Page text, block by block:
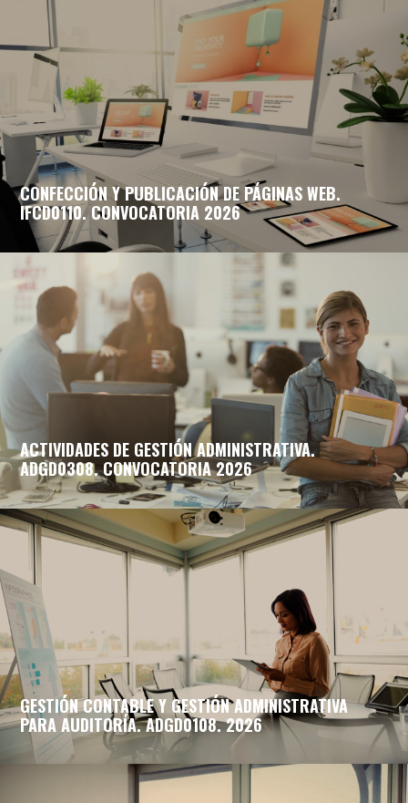
CONFECCIÓN Y PUBLICACIÓN DE PÁGINAS WEB.
IFCD0110. CONVOCATORIA 2026
ACTIVIDADES DE GESTIÓN ADMINISTRATIVA.
ADGD0308. CONVOCATORIA 2026
GESTIÓN CONTABLE Y GESTIÓN ADMINISTRATIVA
PARA AUDITORÍA. ADGD0108. 2026